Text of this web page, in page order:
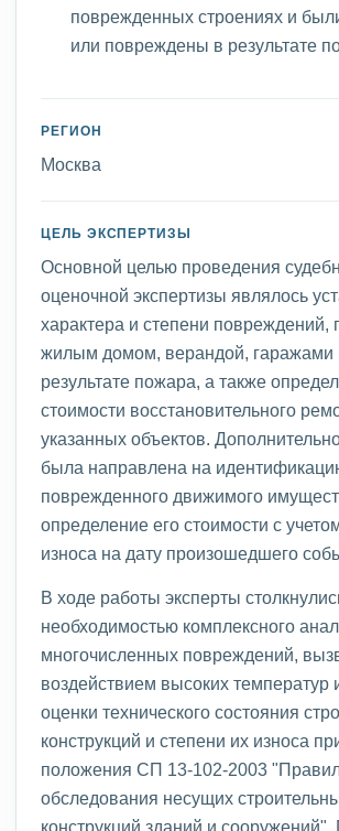
поврежденных строениях и
или повреждены в результате
РЕГИОН
Москва
ЦЕЛЬ ЭКСПЕРТИЗЫ
Основной целью проведения
оценочной экспертизы являлось
характера и степени повреждений,
жилым домом, верандой, гаражами
результате пожара, а также
стоимости восстановительного
указанных объектов.
была направлена на
поврежденного движимого
определение его стоимости с
износа на дату произошедшего
В ходе работы эксперты
необходимостью комплексного
многочисленных повреждений,
воздействием высоких температур
оценки технического состояния
конструкций и степени их износа
положения СП 13-102-2003
обследования несущих
конструкций зданий и